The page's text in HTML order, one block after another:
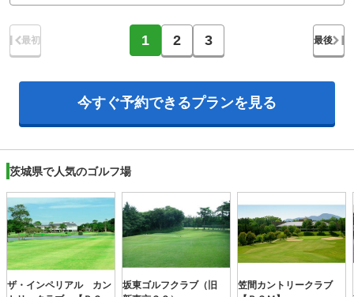
最初 1 2 3 最後
今すぐ予約できるプランを見る
茨城県で人気のゴルフ場
ザ・インペリアル カン
坂東ゴルフクラブ（旧
笠間カントリークラブ